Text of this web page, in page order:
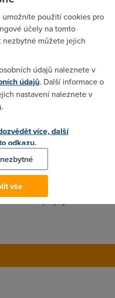
clanek
a ne a ne se v
tuto diskuzi s par
a propojeni, jaky je v tom
v ceně. Ceny za
nižší než stará
s novou už tak
bude muset přičíst 158 Kč
už vůbec nebudou
vypálit rybník alternativním
použití cookies pro
účely na tomto
nezbytné můžete jejich
údajů naleznete v
údajů. Další informace o
nastavení naleznete v
.
více, další
odkazu.
vše